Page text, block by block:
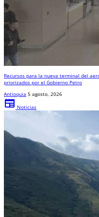
Recursos para la nueva terminal del
priorizados por el Gobierno Petro
Antioquia 5 agosto, 2026
newspaper Noticias